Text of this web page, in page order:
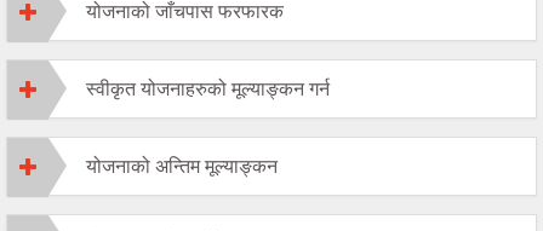
योजनाको जाँचपास फरफारक
स्वीकृत योजनाहरुको मूल्याङ्कन गर्न
योजनाको अन्तिम मूल्याङ्कन